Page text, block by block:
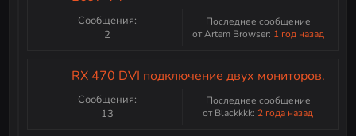
Сообщения:
2
Последнее сообщение
от Artem Browser: 1 год назад
RX 470 DVI подключение двух мониторов.
Сообщения:
13
Последнее сообщение
от Blackkkk: 2 года назад